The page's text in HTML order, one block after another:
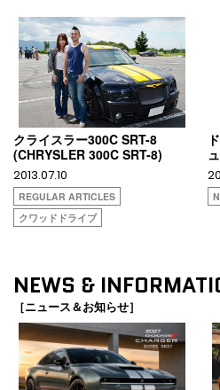
クライスラー300C SRT-8
(CHRYSLER 300C SRT-8)
2013.07.10
REGULAR ARTICLES
クワッドドライブ
NEWS &
［ニュース＆お知らせ］